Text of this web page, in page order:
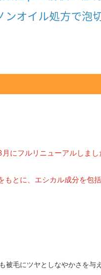
にフルリニューアルしまし
もとに、エシカル成分を包
被毛にツヤとしなやかさを与